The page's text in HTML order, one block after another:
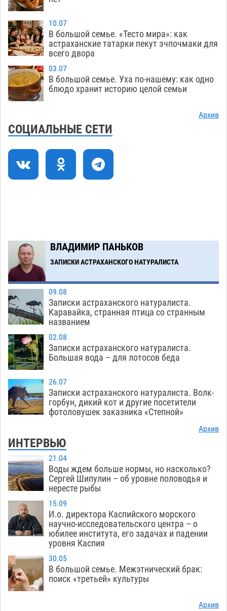
перехода, попал под колеса авто в Астрахани
12:02
Астраханский следком помог подростку
получить зарплату за честный труд
10:51
Фаворитская ноша: астраханские
гандболисты крупно проиграли пермякам
09:00
Лидеры чеченской диаспоры в Астрахани
Никольской
18:00
Завтра астраханцы проведут день в режиме
10.07
В большой семье. «Тесто мира»: как
астраханские татарки пекут эчпочмаки для
всего двора
03.07
В большой семье. Уха по-нашему: как одно
блюдо хранит историю целой семьи
Архив
СОЦИАЛЬНЫЕ СЕТИ
ВЛАДИМИР ПАНЬКОВ
ЗАПИСКИ АСТРАХАНСКОГО НАТУРАЛИСТА
09.08
Записки астраханского натуралиста.
Каравайка, странная птица со странным
названием
02.08
Записки астраханского натуралиста.
Большая вода – для лотосов беда
26.07
Записки астраханского натуралиста. Волк-
горбун, дикий кот и другие посетители
фотоловушек заказника «Степной»
Архив
ИНТЕРВЬЮ
21.04
Воды ждем больше нормы, но насколько?
Сергей Шипулин – об уровне половодья и
нересте рыбы
15.09
И.о. директора Каспийского морского
научно-исследовательского центра – о
юбилее института, его задачах и падении
уровня Каспия
30.05
В большой семье. Межэтнический брак:
поиск «третьей» культуры
Архив